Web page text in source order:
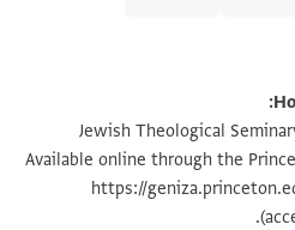
הגדל וסובב
Jewish Theological
Available online through the
https://